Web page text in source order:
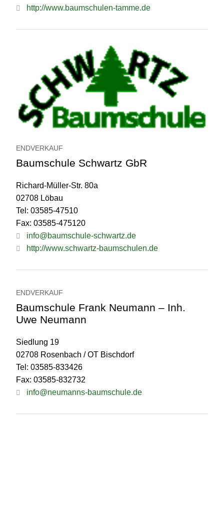
http://www.baumschulen-tamme.de
ENDVERKAUF
Baumschule Schwartz GbR
Richard-Müller-Str. 80a
02708 Löbau
Tel: 03585-47510
Fax: 03585-475120
info@baumschule-schwartz.de
http://www.schwartz-baumschulen.de
ENDVERKAUF
Baumschule Frank Neumann – Inh.
Uwe Neumann
Siedlung 19
02708 Rosenbach / OT Bischdorf
Tel: 03585-833426
Fax: 03585-832732
info@neumanns-baumschule.de